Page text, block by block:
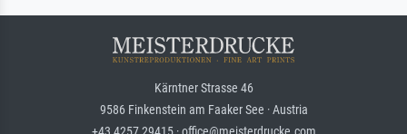
Kärntner Strasse 46
9586 Finkenstein am Faaker See · Austria
+43 4257 29415 · office@meisterdrucke.com